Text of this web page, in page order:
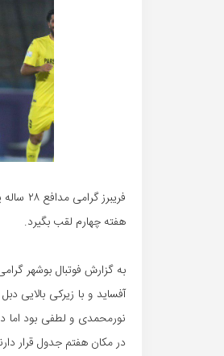
هفته چهارم لقب بگیرد.
به گزارش فوتبال بوشهر
آفساید و با زیرکی بالایی
نورمحمدی و لطفی بود اما
در مکان هفتم جدول قرار